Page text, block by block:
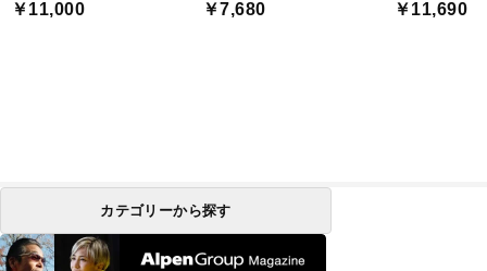
￥11,000 ￥7,680 ￥11,690
カテゴリーから探す